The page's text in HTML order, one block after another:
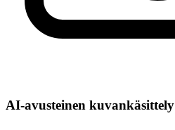
AI-avusteinen kuvankäsittely